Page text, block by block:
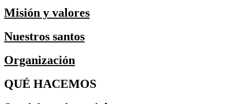
Misión y valores
Nuestros santos
Organización
QUÉ HACEMOS